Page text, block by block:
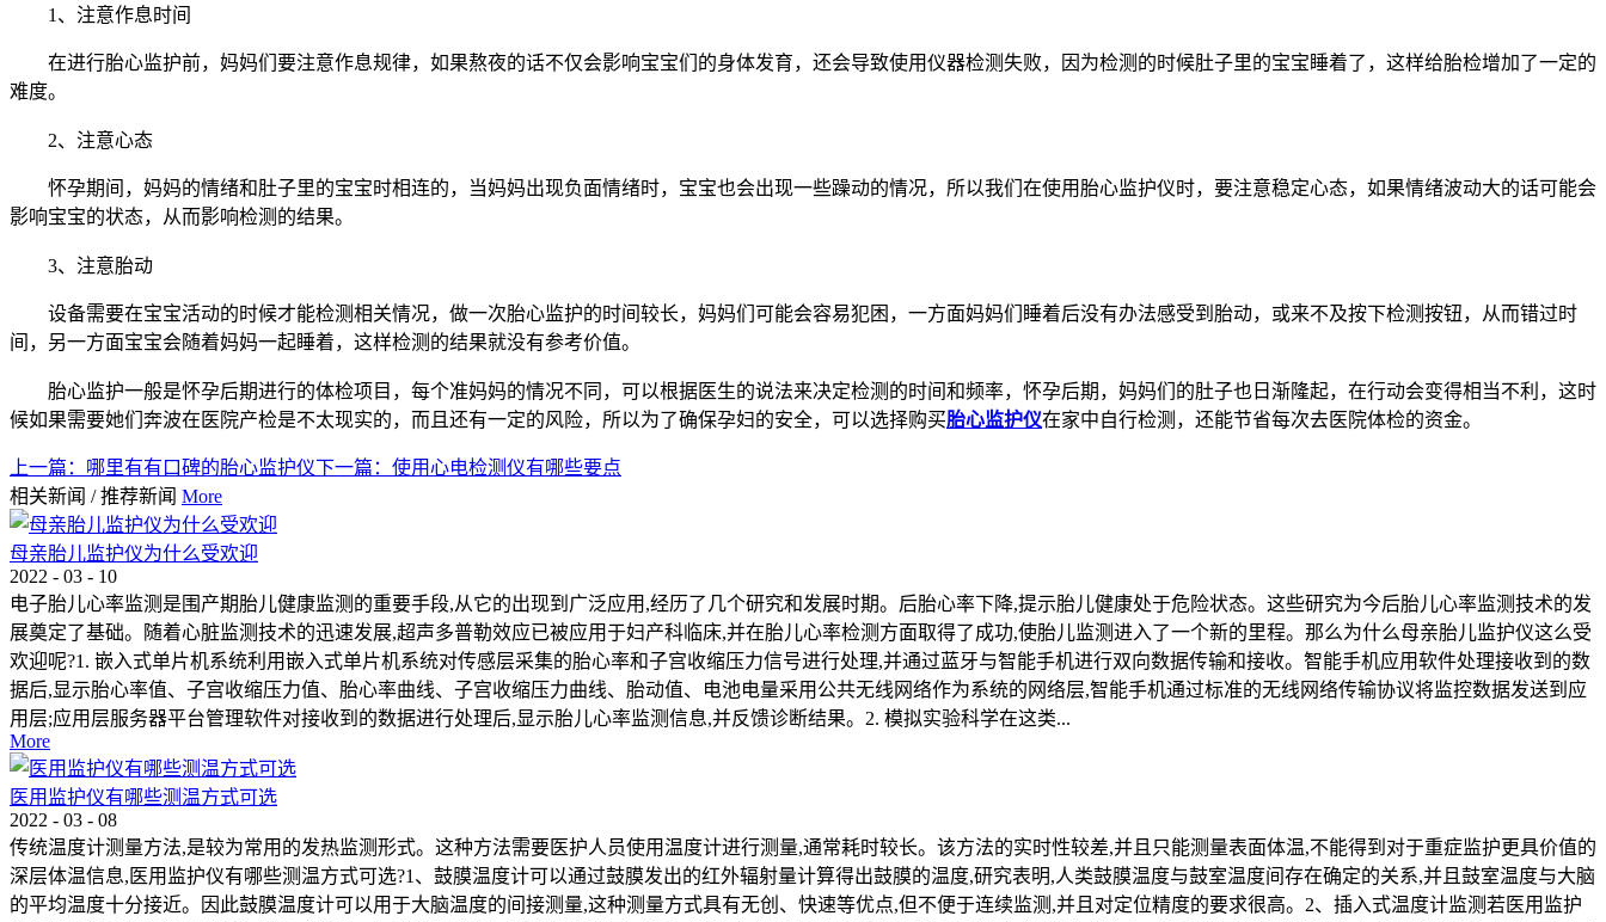
1、注意作息时间
在进行胎心监护前，妈妈们要注意作息规律，如果熬夜的话不仅会影响宝宝们的身体发育，还会导致使用仪器检测失败，因为检测的时候肚子里的宝宝睡着了，这样给胎检增加了一定的
难度。
2、注意心态
怀孕期间，妈妈的情绪和肚子里的宝宝时相连的，当妈妈出现负面情绪时，宝宝也会出现一些躁动的情况，所以我们在使用胎心监护仪时，要注意稳定心态，如果情绪波动大的话可能会
影响宝宝的状态，从而影响检测的结果。
3、注意胎动
设备需要在宝宝活动的时候才能检测相关情况，做一次胎心监护的时间较长，妈妈们可能会容易犯困，一方面妈妈们睡着后没有办法感受到胎动，或来不及按下检测按钮，从而错过时
间，另一方面宝宝会随着妈妈一起睡着，这样检测的结果就没有参考价值。
胎心监护一般是怀孕后期进行的体检项目，每个准妈妈的情况不同，可以根据医生的说法来决定检测的时间和频率，怀孕后期，妈妈们的肚子也日渐隆起，在行动会变得相当不利，这时
候如果需要她们奔波在医院产检是不太现实的，而且还有一定的风险，所以为了确保孕妇的安全，可以选择购买胎心监护仪在家中自行检测，还能节省每次去医院体检的资金。
上一篇： 哪里有有口碑的胎心监护仪下一篇： 使用心电检测仪有哪些要点
相关新闻 / 推荐新闻 More
母亲胎儿监护仪为什么受欢迎
2022 - 03 - 10
电子胎儿心率监测是围产期胎儿健康监测的重要手段,从它的出现到广泛应用,经历了几个研究和发展时期。后胎心率下降,提示胎儿健康处于危险状态。这些研究为今后胎儿心率监测技术的发
展奠定了基础。随着心脏监测技术的迅速发展,超声多普勒效应已被应用于妇产科临床,并在胎儿心率检测方面取得了成功,使胎儿监测进入了一个新的里程。那么为什么母亲胎儿监护仪‍这么受
欢迎呢?1. 嵌入式单片机系统利用嵌入式单片机系统对传感层采集的胎心率和子宫收缩压力信号进行处理,并通过蓝牙与智能手机进行双向数据传输和接收。智能手机应用软件处理接收到的数
据后,显示胎心率值、子宫收缩压力值、胎心率曲线、子宫收缩压力曲线、胎动值、电池电量采用公共无线网络作为系统的网络层,智能手机通过标准的无线网络传输协议将监控数据发送到应
用层;应用层服务器平台管理软件对接收到的数据进行处理后,显示胎儿心率监测信息,并反馈诊断结果。2. 模拟实验科学在这类...
More
医用监护仪有哪些测温方式可选
2022 - 03 - 08
传统温度计测量方法,是较为常用的发热监测形式。这种方法需要医护人员使用温度计进行测量,通常耗时较长。该方法的实时性较差,并且只能测量表面体温,不能得到对于重症监护更具价值的
深层体温信息,医用监护仪有哪些测温方式可选?1、鼓膜温度计可以通过鼓膜发出的红外辐射量计算得出鼓膜的温度,研究表明,人类鼓膜温度与鼓室温度间存在确定的关系,并且鼓室温度与大脑
的平均温度十分接近。因此鼓膜温度计可以用于大脑温度的间接测量,这种测量方式具有无创、快速等优点,但不便于连续监测,并且对定位精度的要求很高。2、插入式温度计监测若医用监护